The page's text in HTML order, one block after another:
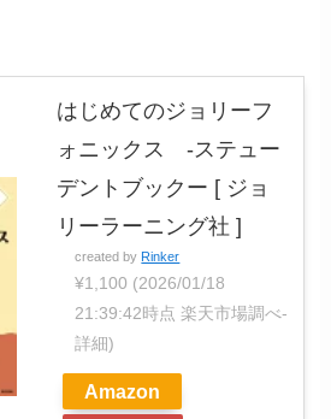
はじめてのジョリーフ
ォニックス -ステュー
デントブックー [ ジョ
リーラーニング社 ]
created by Rinker
¥1,100 (2026/01/18
21:39:42時点 楽天市場調べ-
詳細)
Amazon